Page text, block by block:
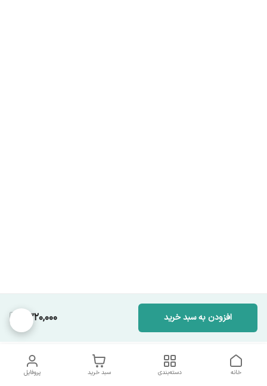
1,320,000 افزودن به سبد خرید
پروفایل سبد خرید دسته‌بندی خانه